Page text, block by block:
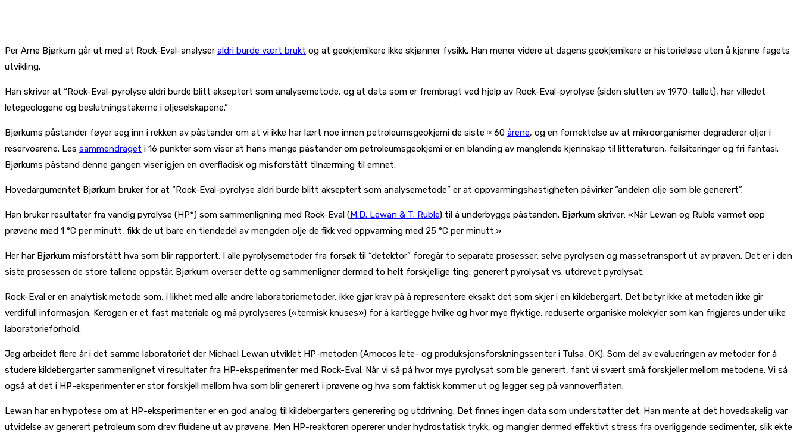
Per Arne Bjørkum går ut med at Rock-Eval-analyser aldri burde vært brukt og at geokjemikere ikke skjønner fysikk. Han mener videre at dagens geokjemikere er historieløse uten å kjenne fagets
utvikling.
Han skriver at “Rock-Eval-pyrolyse aldri burde blitt akseptert som analysemetode, og at data som er frembragt ved hjelp av Rock-Eval-pyrolyse (siden slutten av 1970-tallet), har villedet
letegeologene og beslutningstakerne i oljeselskapene.”
Bjørkums påstander føyer seg inn i rekken av påstander om at vi ikke har lært noe innen petroleumsgeokjemi de siste ≈ 60 årene, og en fornektelse av at mikroorganismer degraderer oljer i
reservoarene. Les sammendraget i 16 punkter som viser at hans mange påstander om petroleumsgeokjemi er en blanding av manglende kjennskap til litteraturen, feilsiteringer og fri fantasi.
Bjørkums påstand denne gangen viser igjen en overfladisk og misforstått tilnærming til emnet.
Hovedargumentet Bjørkum bruker for at “Rock-Eval-pyrolyse aldri burde blitt akseptert som analysemetode” er at oppvarmingshastigheten påvirker “andelen olje som ble generert”.
Han bruker resultater fra vandig pyrolyse (HP*) som sammenligning med Rock-Eval (M.D. Lewan & T. Ruble) til å underbygge påstanden. Bjørkum skriver: «Når Lewan og Ruble varmet opp
prøvene med 1 °C per minutt, fikk de ut bare en tiendedel av mengden olje de fikk ved oppvarming med 25 °C per minutt.»
Her har Bjørkum misforstått hva som blir rapportert. I alle pyrolysemetoder fra forsøk til “detektor” foregår to separate prosesser: selve pyrolysen og massetransport ut av prøven. Det er i den
siste prosessen de store tallene oppstår. Bjørkum overser dette og sammenligner dermed to helt forskjellige ting: generert pyrolysat vs. utdrevet pyrolysat.
Rock-Eval er en analytisk metode som, i likhet med alle andre laboratoriemetoder, ikke gjør krav på å representere eksakt det som skjer i en kildebergart. Det betyr ikke at metoden ikke gir
verdifull informasjon. Kerogen er et fast materiale og må pyrolyseres («termisk knuses») for å kartlegge hvilke og hvor mye flyktige, reduserte organiske molekyler som kan frigjøres under ulike
laboratorieforhold.
Jeg arbeidet flere år i det samme laboratoriet der Michael Lewan utviklet HP-metoden (Amocos lete- og produksjonsforskningssenter i Tulsa, OK). Som del av evalueringen av metoder for å
studere kildebergarter sammenlignet vi resultater fra HP-eksperimenter med Rock-Eval. Når vi så på hvor mye pyrolysat som ble generert, fant vi svært små forskjeller mellom metodene. Vi så
også at det i HP-eksperimenter er stor forskjell mellom hva som blir generert i prøvene og hva som faktisk kommer ut og legger seg på vannoverflaten.
Lewan har en hypotese om at HP-eksperimenter er en god analog til kildebergarters generering og utdrivning. Det finnes ingen data som understøtter det. Han mente at det hovedsakelig var
utvidelse av generert petroleum som drev fluidene ut av prøvene. Men HP-reaktoren opererer under hydrostatisk trykk, og mangler dermed effektivt stress fra overliggende sedimenter, slik ekte